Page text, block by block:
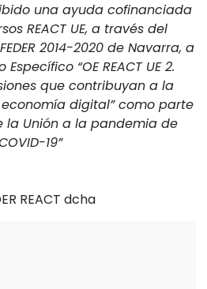
una ayuda cofinanciada
REACT UE, a través del
2014-2020 de Navarra, a
“OE REACT UE 2.
que contribuyan a la
digital” como parte
la Unión a la pandemia de
19”